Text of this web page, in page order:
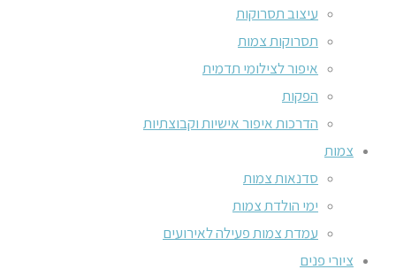
עיצוב תסרוקות
תסרוקות צמות
איפור לצילומי תדמית
הפקות
הדרכות איפור אישיות וקבוצתיות
צמות
סדנאות צמות
ימי הולדת צמות
עמדת צמות פעילה לאירועים
ציורי פנים